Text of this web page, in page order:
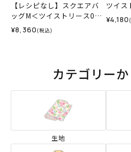
【レシピなし】スクエアバ
ッグM＜ツイストリース020
6＞（編み物 材料セット）
¥8,360 (税込)
ツイス
¥4,180
カテゴリー
生地